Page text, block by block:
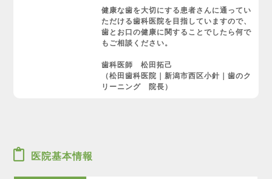
健康な歯を大切にする患者さんに通ってい
ただける歯科医院を目指していますので、
歯とお口の健康に関することでしたら何で
もご相談ください。
歯科医師 松田拓己
（松田歯科医院｜新潟市西区小針｜歯のク
リーニング 院長）
医院基本情報